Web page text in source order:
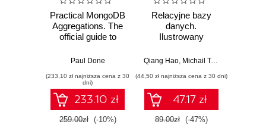
Practical MongoDB
Aggregations. The
official guide to
aggregation
MongoDB 7.0
Paul Done
(233,10 zł najniższa cena z 30
dni)
233.10 zł
259.00zł (-10%)
Relacyjne bazy
danych.
Ilustrowany
Qiang Hao, Michail Tsikerdekis
(44,50 zł najniższa cena z 30 dni)
47.17 zł
89.00zł (-47%)